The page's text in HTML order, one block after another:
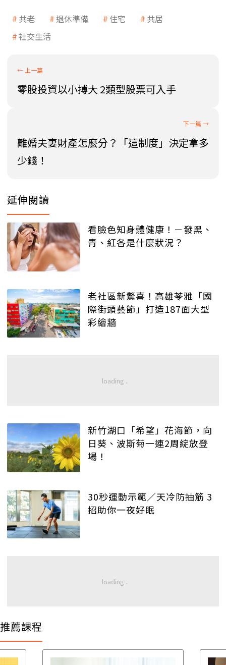
共老 退休準備 住宅
共居
社交生活
零股投資以小搏大 2類型股票可入手
離婚夫妻財產怎麼分？「這制度」決定拿多
少錢！
延伸閱讀
看臉色知身體健康！－發黑、
青、紅各是什麼狀況？
老社區新驚喜！高雄苓雅「國
際街頭藝節」打造187面大型
彩繪牆
新竹湖口「希望」花海節，向
日葵、波斯菊一連2周綻放登
場！
30秒運動示範／天冷防抽筋 3
招助你一夜好眠
推薦課程